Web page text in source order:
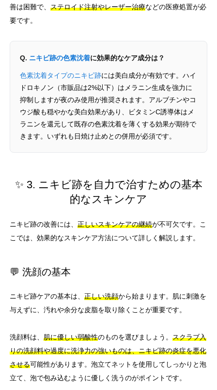
善は困難で、 ステロイド注射やレーザー治療などの医療処置が必
要です。
Q. ニキビ跡の色素沈着に効果的なケア成分は？
色素沈着タイプのニキビ跡には美白成分が有効です。ハイ
ドロキノン（市販品は2%以下）はメラニン生成を強力に
抑制しますが夜のみ使用が推奨されます。アルブチンやコ
ウジ酸も穏やかな美白効果があり、ビタミンC誘導体はメ
ラニンを還元して既存の色素沈着を薄くする効果が期待で
きます。いずれも日焼け止めとの併用が必須です。
✨ 3. ニキビ跡を自力で治すための基本
的なスキンケア
ニキビ跡の改善には、 正しいスキンケアの継続が不可欠です。こ
こでは、効果的なスキンケア方法について詳しく解説します。
💬 洗顔の基本
ニキビ跡ケアの基本は、 正しい洗顔から始まります。肌に刺激を
与えずに、汚れや余分な皮脂を取り除くことが重要です。
洗顔料は、 肌に優しい弱酸性のものを選びましょう。 スクラブ入
りの洗顔料や過度に洗浄力の強いものは、ニキビ跡の炎症を悪化
させる可能性があります。泡立てネットを使用してしっかりと泡
立て、泡で包み込むように優しく洗うのがポイントです。